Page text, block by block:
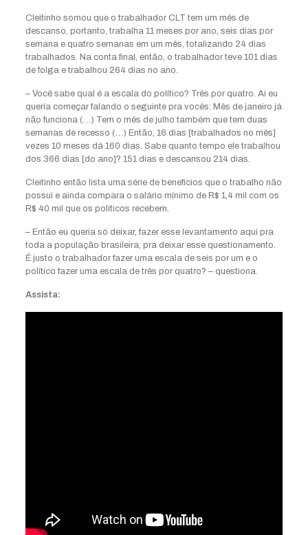
Cleitinho somou que o trabalhador CLT tem um mês de
descanso, portanto, trabalha 11 meses por ano, seis dias por
semana e quatro semanas em um mês, totalizando 24 dias
trabalhados. Na conta final, então, o trabalhador teve 101 dias
de folga e trabalhou 264 dias no ano.
– Você sabe qual é a escala do político? Três por quatro. Aí eu
queria começar falando o seguinte pra vocês: Mês de janeiro já
não funciona (…) Tem o mês de julho também que tem duas
semanas de recesso (…) Então, 16 dias [trabalhados no mês]
vezes 10 meses dá 160 dias. Sabe quanto tempo ele trabalhou
dos 366 dias [do ano]? 151 dias e descansou 214 dias.
Cleitinho então lista uma série de benefícios que o trabalho não
possui e ainda compara o salário mínimo de R$ 1,4 mil com os
R$ 40 mil que os políticos recebem.
– Então eu queria só deixar, fazer esse levantamento aqui pra
toda a população brasileira, pra deixar esse questionamento.
É justo o trabalhador fazer uma escala de seis por um e o
político fazer uma escala de três por quatro? – questiona.
Assista: